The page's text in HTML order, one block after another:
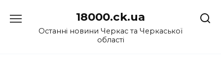
до
18000.ck.ua
Останні новини Черкас та Черкаської
області